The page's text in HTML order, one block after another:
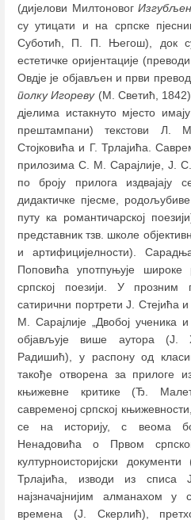
(дијелови Милтоновог
су утицати и на српске
Суботић, П. П. Његош), док
естетичке оријентације
Овдје је објављен и први превод
полку Игореву(М. Светић,
дјелима истакнуто мјесто
прештампани) текстови Л.
Стојковића и Г. Трлајића.
прилозима С. М. Сарајлије, Ј.
по броју прилога
дидактичке пјесме,
путу ка романтичарској
представник тзв. школе
и артифицијелности).
Поповића употпуњује
српској поезији. У
сатирични портрети Ј. Стејића
М. Сарајлије „Двобој ученика
објављује више аутора
Радишић), у распону од
такође отворена за прилоге
књижевне критике (Ђ.
савременој српској
се на историју, с веома
Ненадовића о Првом
културноисторијски
Трлајића, изводи из списа
најзначајнијим алманахом у
времена (Ј. Скерлић),